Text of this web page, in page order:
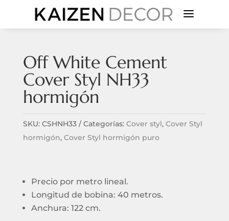
a
Off White Cement
Cover Styl NH33
hormigón
SKU: CSHNH33 Categorías: Cover styl, Cover Styl
hormigón, Cover Styl hormigón puro
Precio por metro lineal.
Longitud de bobina: 40 metros.
Anchura: 122 cm.